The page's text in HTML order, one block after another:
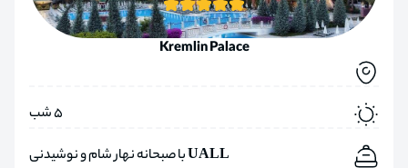
Kremlin Palace
5 شب
UALL با صبحانه نهار شام و نوشیدنی